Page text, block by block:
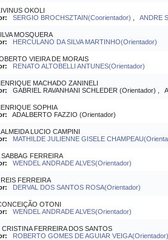
OKOLI
SERGIO BROCHSZTAIN(Coorientador) ANDRE
MOSQUERA
HERCULANO DA SILVA MARTINHO(Orientador)
VIEIRA DE MORAIS
RENATO ALTOBELLI ANTUNES(Orientador)
MACHADO ZANINELI
GABRIEL RAVANHANI SCHLEDER (Orientador) ,
SOPHIA
ADALBERTO FAZZIO (Orientador)
ALMEIDA LUCIO CAMPINI
MATHILDE JULIENNE GISELE
SABBAG FERREIRA
WENDEL ANDRADE ALVES(Orientador)
REIS FERREIRA
DERVAL DOS SANTOS ROSA(Orientador)
OTONI
WENDEL ANDRADE ALVES(Orientador)
CRISTINA FERREIRA DOS SANTOS
ROBERTO GOMES DE AGUIAR VEIGA(Orientador)